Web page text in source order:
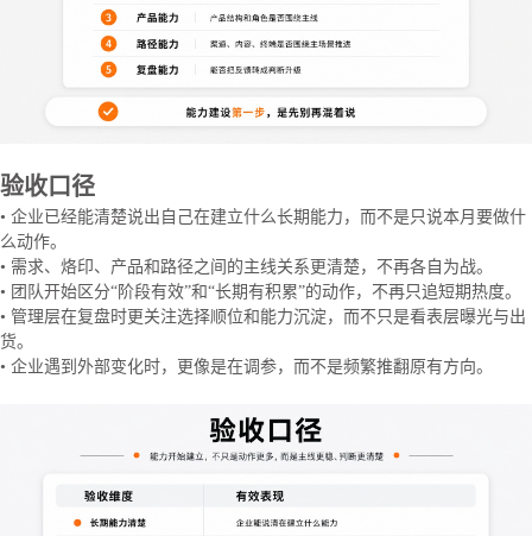
验收口径
• 企业已经能清楚说出自己在建立什么长期能力，而不是只说本月要做什
么动作。
• 需求、烙印、产品和路径之间的主线关系更清楚，不再各自为战。
• 团队开始区分“阶段有效”和“长期有积累”的动作，不再只追短期热度。
• 管理层在复盘时更关注选择顺位和能力沉淀，而不只是看表层曝光与出
货。
• 企业遇到外部变化时，更像是在调参，而不是频繁推翻原有方向。